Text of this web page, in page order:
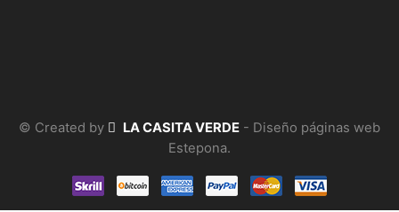
© Created by LA CASITA VERDE - Diseño páginas web
Estepona.